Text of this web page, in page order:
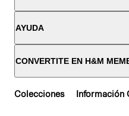
AYUDA
CONVERTITE EN H&M
Colecciones Información